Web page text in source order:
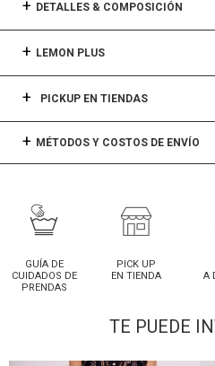
DETALLES & COMPOSICIÓN
LEMON PLUS
PICKUP EN TIENDAS
MÉTODOS Y COSTOS DE ENVÍO
GUÍA DE
CUIDADOS DE
PRENDAS
PICK UP
EN TIENDA
A
TE PUEDE